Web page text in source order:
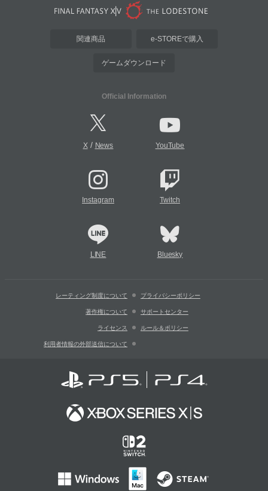
関連商品 e-STOREで購入
ゲームダウンロード
Official Information
X/ News YouTube
Instagram Twitch
LINE Bluesky
レーティング制度について プライバシーポリシー
著作権について サポートセンター
ライセンス ルール＆ポリシー
利用者情報の外部送信について